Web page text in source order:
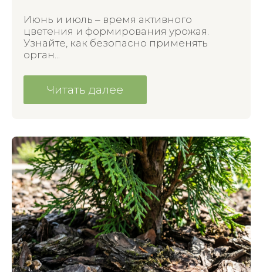
Июнь и июль – время активного
цветения и формирования урожая.
Узнайте, как безопасно применять
орган...
Читать далее